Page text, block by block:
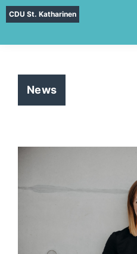
CDU St. Katharinen
News